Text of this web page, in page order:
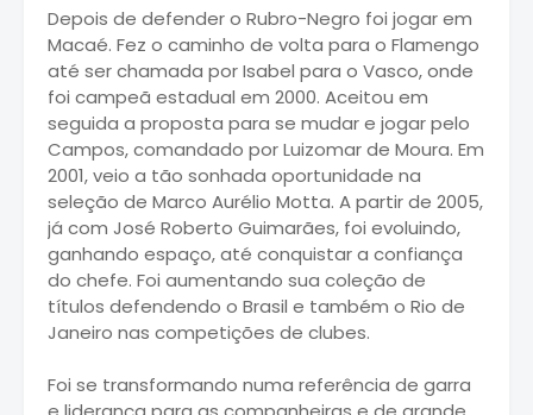
Depois de defender o Rubro-Negro foi jogar em
Macaé. Fez o caminho de volta para o Flamengo
até ser chamada por Isabel para o Vasco, onde
foi campeã estadual em 2000. Aceitou em
seguida a proposta para se mudar e jogar pelo
Campos, comandado por Luizomar de Moura. Em
2001, veio a tão sonhada oportunidade na
seleção de Marco Aurélio Motta. A partir de 2005,
já com José Roberto Guimarães, foi evoluindo,
ganhando espaço, até conquistar a confiança
do chefe. Foi aumentando sua coleção de
títulos defendendo o Brasil e também o Rio de
Janeiro nas competições de clubes.
Foi se transformando numa referência de garra